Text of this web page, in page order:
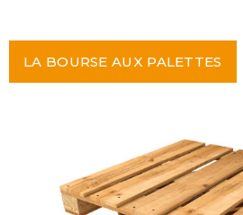
LA BOURSE AUX PALETTES